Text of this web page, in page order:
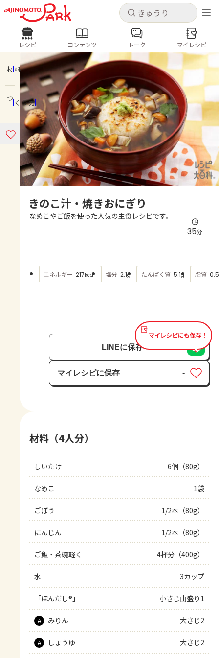
キャンセル
ログインするとレシピを保存できます
ログイン 新規登録
ホーム
コンテンツ
レシピ
よくあるお問い合わせ
AJINOMOTO PARK とは
キャンセル
レシピ コンテンツ
人気の食材・レシピ
きゅうり なす トマト
とうもろこし
ピーマン
みょうが ゴーヤ
レシピ コンテンツ トーク マイレシピ
材料
つくり方
きのこ汁・焼きおにぎり
なめこやご飯を使った人気の主食レシピです。
35分
エネルギー 217kcal 塩分 2.1g たんぱく質 5.1g 脂質 0.5
マイレシピにも保存！
LINEに保存
マイレシピに保存
保存済み
-
材料（4人分）
しいたけ 6個（80g）
なめこ 1袋
ごぼう 1/2本（80g）
にんじん 1/2本（80g）
ご飯・茶碗軽く 4杯分（400g）
水 3カップ
「ほんだし®」 小さじ山盛り1
A みりん 大さじ2
A しょうゆ 大さじ2